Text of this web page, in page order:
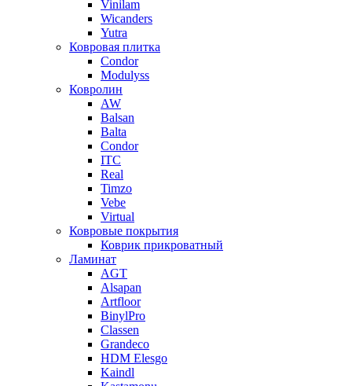
Vinilam
Wicanders
Yutra
Ковровая плитка
Condor
Modulyss
Ковролин
AW
Balsan
Balta
Condor
ITC
Real
Timzo
Vebe
Virtual
Ковровые покрытия
Коврик прикроватный
Ламинат
AGT
Alsapan
Artfloor
BinylPro
Classen
Grandeco
HDM Elesgo
Kaindl